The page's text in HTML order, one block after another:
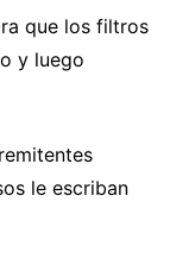
que los filtros
y luego
le escriban